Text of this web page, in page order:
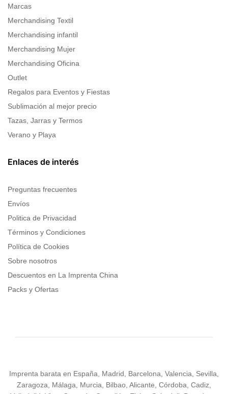
Marcas
Merchandising Textil
Merchandising infantil
Merchandising Mujer
Merchandising Oficina
Outlet
Regalos para Eventos y Fiestas
Sublimación al mejor precio
Tazas, Jarras y Termos
Verano y Playa
Enlaces de interés
Preguntas frecuentes
Envíos
Politica de Privacidad
Términos y Condiciones
Política de Cookies
Sobre nosotros
Descuentos en La Imprenta China
Packs y Ofertas
Imprenta barata en España, Madrid, Barcelona, Valencia, Sevilla,
Zaragoza, Málaga, Murcia, Bilbao, Alicante, Córdoba, Cadiz,